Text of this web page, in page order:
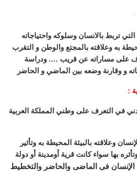
تربط بالانسان وسلوكه واحتياجاته
به وعلاقته بالمجتع والوطن و التقرب
على مساراته عن قريب …. ودراسة
و وقارنة وضعه بين الماضي و الحاضر
:
في التعرف على وطني المملكة العربية
وعلاقته بالبيئة المحيطة به وتأثير
بها سواء كانت قرية أومدينة أو دولة
الإنسان فى الماضى والحاضر والتخطيط